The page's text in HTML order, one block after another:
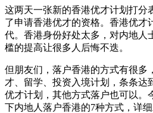
这两天一张新的香港优才计划打分
了申请香港优才的资格。香港优才
代。香港身份好处太多，对内地人
槛的提高让很多人后悔不迭。
但朋友们，落户香港的方式有很多
才、留学、投资入境计划，条条达
优才计划，其他方式落户也可以。
下内地人落户香港的7种方式，详